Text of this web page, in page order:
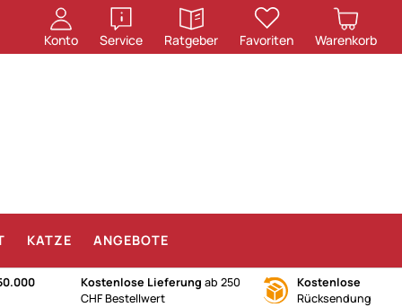
Konto Service
öffnen
Ratgeber
öffnen
Favoriten Warenkorb
KATZE ANGEBOTE
Kostenlose Lieferung ab 250
CHF Bestellwert
Kostenlose
Rücksendung